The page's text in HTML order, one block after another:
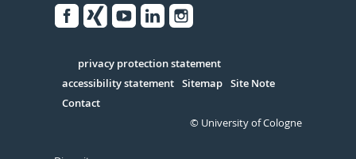
Serivce
privacy protection statement
accessibility statement Sitemap Site Note
Contact
© University of Cologne